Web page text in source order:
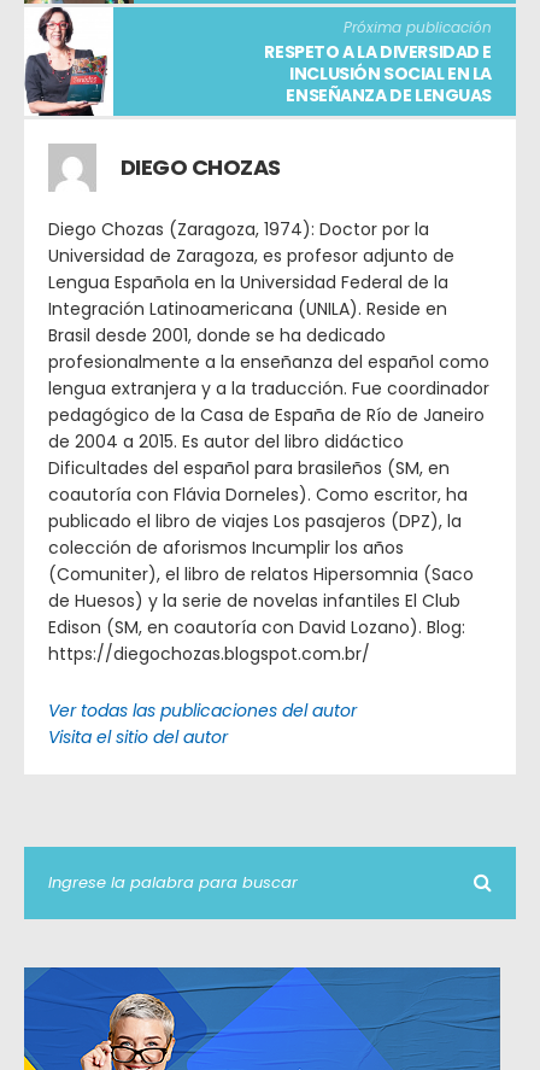
Próxima publicación
RESPETO A LA DIVERSIDAD E
INCLUSIÓN SOCIAL EN LA
ENSEÑANZA DE LENGUAS
DIEGO CHOZAS
Diego Chozas (Zaragoza, 1974): Doctor por la
Universidad de Zaragoza, es profesor adjunto de
Lengua Española en la Universidad Federal de la
Integración Latinoamericana (UNILA). Reside en
Brasil desde 2001, donde se ha dedicado
profesionalmente a la enseñanza del español como
lengua extranjera y a la traducción. Fue coordinador
pedagógico de la Casa de España de Río de Janeiro
de 2004 a 2015. Es autor del libro didáctico
Dificultades del español para brasileños (SM, en
coautoría con Flávia Dorneles). Como escritor, ha
publicado el libro de viajes Los pasajeros (DPZ), la
colección de aforismos Incumplir los años
(Comuniter), el libro de relatos Hipersomnia (Saco
de Huesos) y la serie de novelas infantiles El Club
Edison (SM, en coautoría con David Lozano). Blog:
https://diegochozas.blogspot.com.br/
Ver todas las publicaciones del autor
Visita el sitio del autor